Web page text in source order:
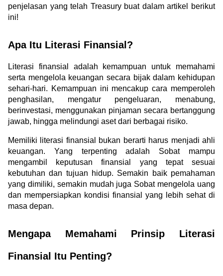
penjelasan yang telah Treasury buat dalam artikel berikut
ini!
Apa Itu Literasi Finansial?
Literasi finansial adalah kemampuan untuk memahami
serta mengelola keuangan secara bijak dalam kehidupan
sehari-hari. Kemampuan ini mencakup cara memperoleh
penghasilan, mengatur pengeluaran, menabung,
berinvestasi, menggunakan pinjaman secara bertanggung
jawab, hingga melindungi aset dari berbagai risiko.
Memiliki literasi finansial bukan berarti harus menjadi ahli
keuangan. Yang terpenting adalah Sobat mampu
mengambil keputusan finansial yang tepat sesuai
kebutuhan dan tujuan hidup. Semakin baik pemahaman
yang dimiliki, semakin mudah juga Sobat mengelola uang
dan mempersiapkan kondisi finansial yang lebih sehat di
masa depan.
Mengapa Memahami Prinsip Literasi
Finansial Itu Penting?